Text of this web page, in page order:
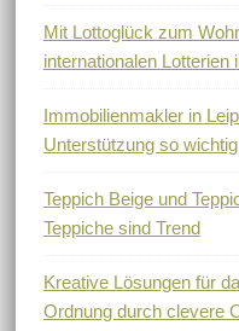
Mit Lottoglück zum
internationalen Lotterien
Immobilienmakler in
Unterstützung so
Teppich Beige und
Teppiche sind Trend
Kreative Lösungen für
Ordnung durch clevere